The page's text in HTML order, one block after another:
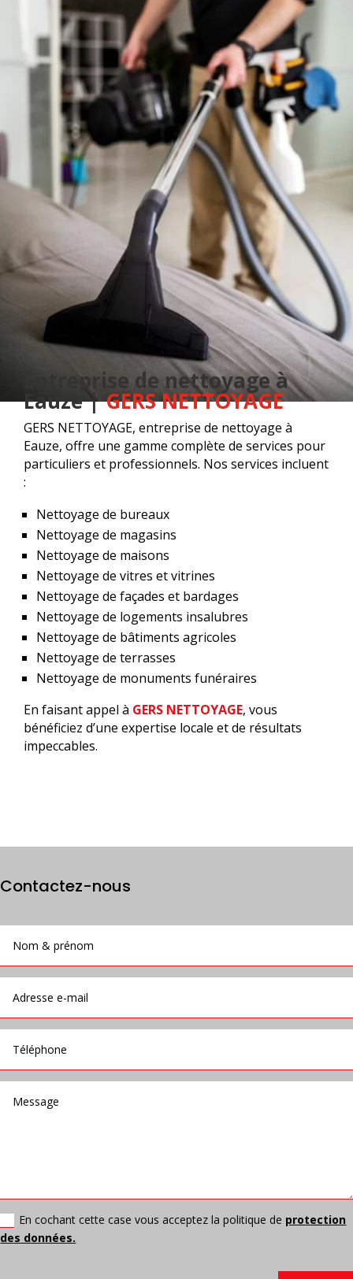
Entreprise de nettoyage à
Eauze |GERS NETTOYAGE
GERS NETTOYAGE, entreprise de nettoyage à
Eauze, offre une gamme complète de services pour
particuliers et professionnels. Nos services incluent
:
Nettoyage de bureaux
Nettoyage de magasins
Nettoyage de maisons
Nettoyage de vitres et vitrines
Nettoyage de façades et bardages
Nettoyage de logements insalubres
Nettoyage de bâtiments agricoles
Nettoyage de terrasses
Nettoyage de monuments funéraires
En faisant appel à GERS NETTOYAGE, vous
bénéficiez d’une expertise locale et de résultats
impeccables.
Contactez-nous
En cochant cette case vous acceptez la politique de protection
des données.